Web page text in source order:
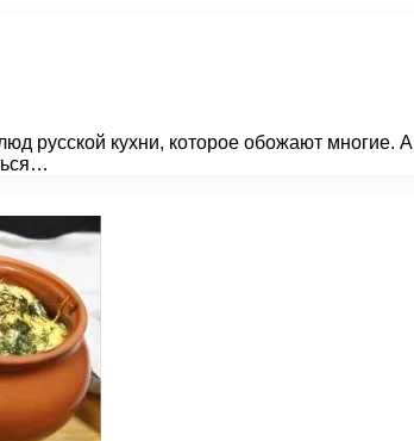
русской кухни, которое обожают